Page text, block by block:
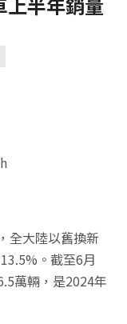
全大陸以舊換新
。截至6月
萬輛，是2024年